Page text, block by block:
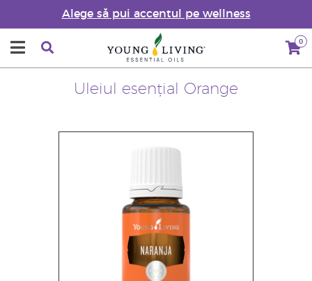
Alege să pui accentul pe wellness
0
Uleiul esențial Orange